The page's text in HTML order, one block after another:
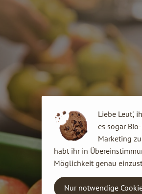
Liebe Leut',
es sogar
Marketing
habt ihr in
Möglichkeit genau
Nur notwendige